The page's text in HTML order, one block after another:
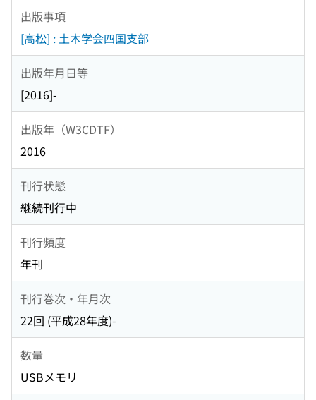
出版事項
[高松] : 土木学会四国支部
出版年月日等
[2016]-
出版年（W3CDTF）
2016
刊行状態
継続刊行中
刊行頻度
年刊
刊行巻次・年月次
22回 (平成28年度)-
数量
USBメモリ